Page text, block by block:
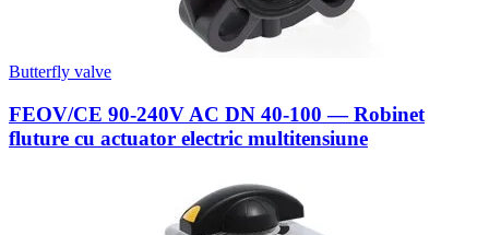
Butterfly valve
FEOV/CE 90-240V AC DN 40-100 — Robinet
fluture cu actuator electric multitensiune